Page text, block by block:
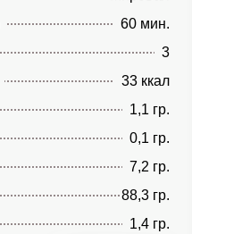
60 мин.
3
33 ккал
1,1 гр.
0,1 гр.
7,2 гр.
88,3 гр.
1,4 гр.